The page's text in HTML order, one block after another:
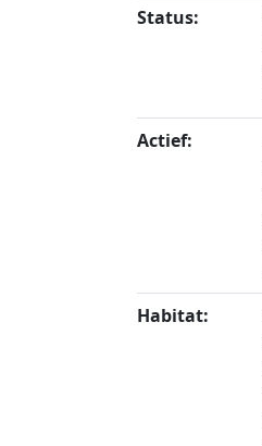
Status:
Actief:
Habitat: